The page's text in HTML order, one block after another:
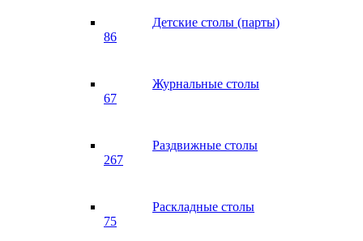
Детские столы (парты)
86
Журнальные столы
67
Раздвижные столы
267
Раскладные столы
75